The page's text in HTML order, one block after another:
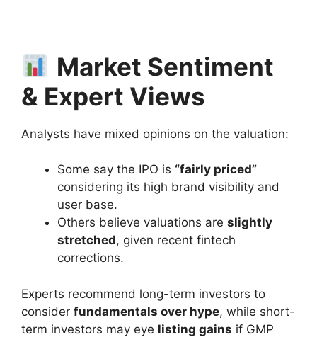
Market Sentiment
& Expert Views
Analysts have mixed opinions on the valuation:
Some say the IPO is “fairly priced”
considering its high brand visibility and
user base.
Others believe valuations are slightly
stretched, given recent fintech
corrections.
Experts recommend long-term investors to
consider fundamentals over hype, while short-
term investors may eye listing gains if GMP